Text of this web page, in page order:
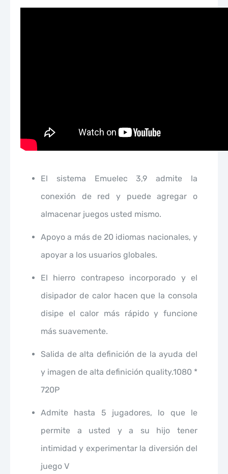
El sistema Emuelec 3,9 admite la
conexión de red y puede agregar o
almacenar juegos usted mismo.
Apoyo a más de 20 idiomas nacionales, y
apoyar a los usuarios globales.
El hierro contrapeso incorporado y el
disipador de calor hacen que la consola
disipe el calor más rápido y funcione
más suavemente.
Salida de alta definición de la ayuda del
y imagen de alta definición quality.1080 *
720P
Admite hasta 5 jugadores, lo que le
permite a usted y a su hijo tener
intimidad y experimentar la diversión del
juego V